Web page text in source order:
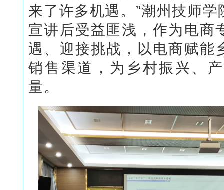
来了许多机遇。”潮州技师
宣讲后受益匪浅，作为电商
遇、迎接挑战，以电商赋能
销售渠道，为乡村振兴、
量。